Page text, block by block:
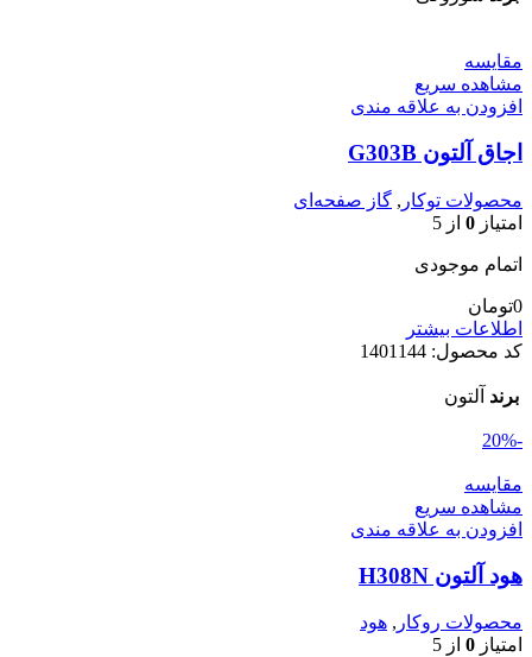
مقایسه
مشاهده سریع
افزودن به علاقه مندی
اجاق آلتون G303B
محصولات توکار , گاز صفحه‌ای
امتیاز 0 از 5
اتمام موجودی
0تومان
اطلاعات بیشتر
کد محصول: 1401144
برند آلتون
-20%
مقایسه
مشاهده سریع
افزودن به علاقه مندی
هود آلتون H308N
محصولات روکار , هود
امتیاز 0 از 5